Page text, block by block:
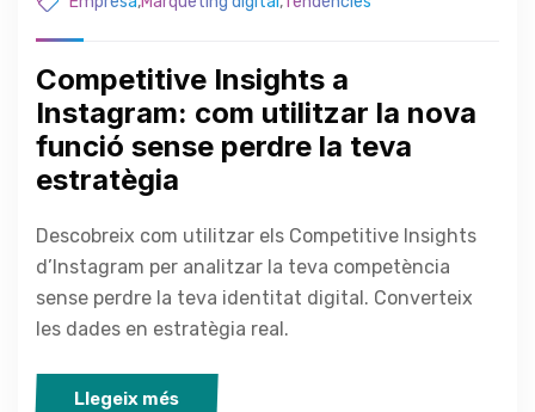
Competitive Insights a
Instagram: com utilitzar la nova
funció sense perdre la teva
estratègia
Descobreix com utilitzar els Competitive Insights
d’Instagram per analitzar la teva competència
sense perdre la teva identitat digital. Converteix
les dades en estratègia real.
Llegeix més